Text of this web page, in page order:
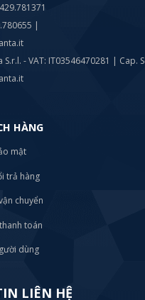
|
S.r.l. - VAT: IT03546470281 | Cap.
HÀNG
mật
trả hàng
chuyển
toán
dùng
LIÊN HỆ